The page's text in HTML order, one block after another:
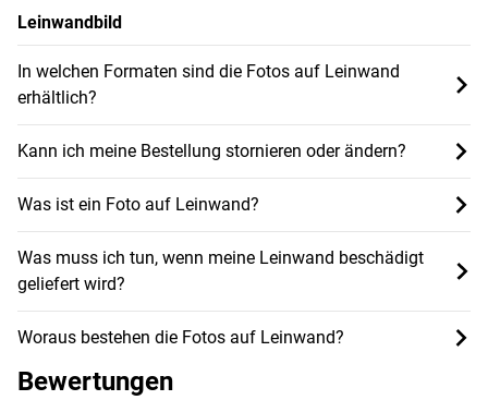
Leinwandbild
In welchen Formaten sind die Fotos auf Leinwand
erhältlich?
Kann ich meine Bestellung stornieren oder ändern?
Was ist ein Foto auf Leinwand?
Was muss ich tun, wenn meine Leinwand beschädigt
geliefert wird?
Woraus bestehen die Fotos auf Leinwand?
Bewertungen